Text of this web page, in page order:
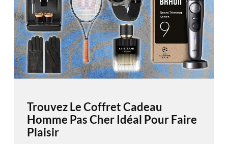
Trouvez Le Coffret Cadeau
Homme Pas Cher Idéal Pour Faire
Plaisir